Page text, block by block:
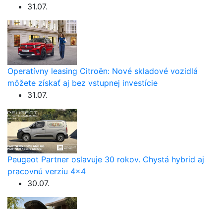
31.07.
Operatívny leasing Citroën: Nové skladové vozidlá
môžete získať aj bez vstupnej investície
31.07.
Peugeot Partner oslavuje 30 rokov. Chystá hybrid aj
pracovnú verziu 4×4
30.07.